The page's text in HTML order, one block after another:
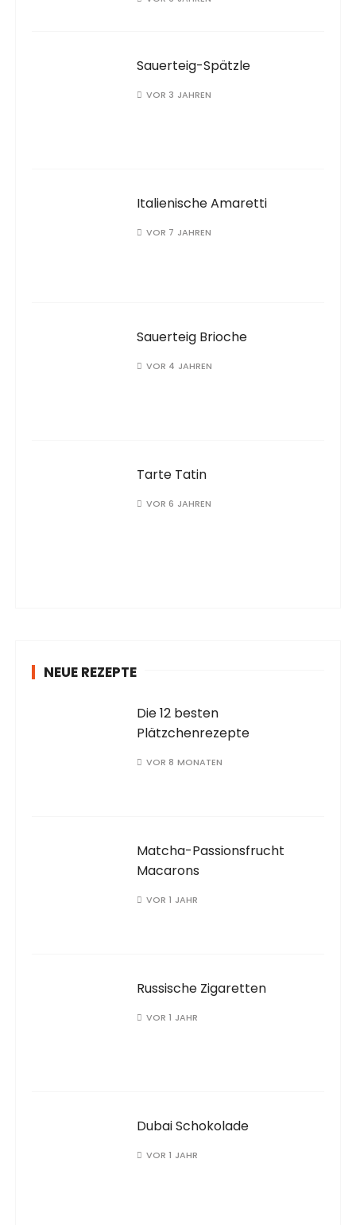
Sauerteig-Spätzle
VOR 3 JAHREN
Italienische Amaretti
VOR 7 JAHREN
Sauerteig Brioche
VOR 4 JAHREN
Tarte Tatin
VOR 6 JAHREN
NEUE REZEPTE
Die 12 besten
Plätzchenrezepte
VOR 8 MONATEN
Matcha-Passionsfrucht
Macarons
VOR 1 JAHR
Russische Zigaretten
VOR 1 JAHR
Dubai Schokolade
VOR 1 JAHR